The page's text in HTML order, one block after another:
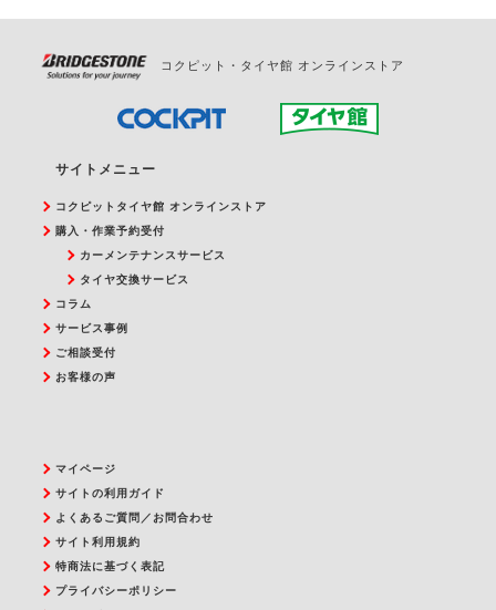
コクピット・タイヤ館 オンラインストア
サイトメニュー
コクピットタイヤ館 オンラインストア
購入・作業予約受付
カーメンテナンスサービス
タイヤ交換サービス
コラム
サービス事例
ご相談受付
お客様の声
マイページ
サイトの利用ガイド
よくあるご質問／お問合わせ
サイト利用規約
特商法に基づく表記
プライバシーポリシー